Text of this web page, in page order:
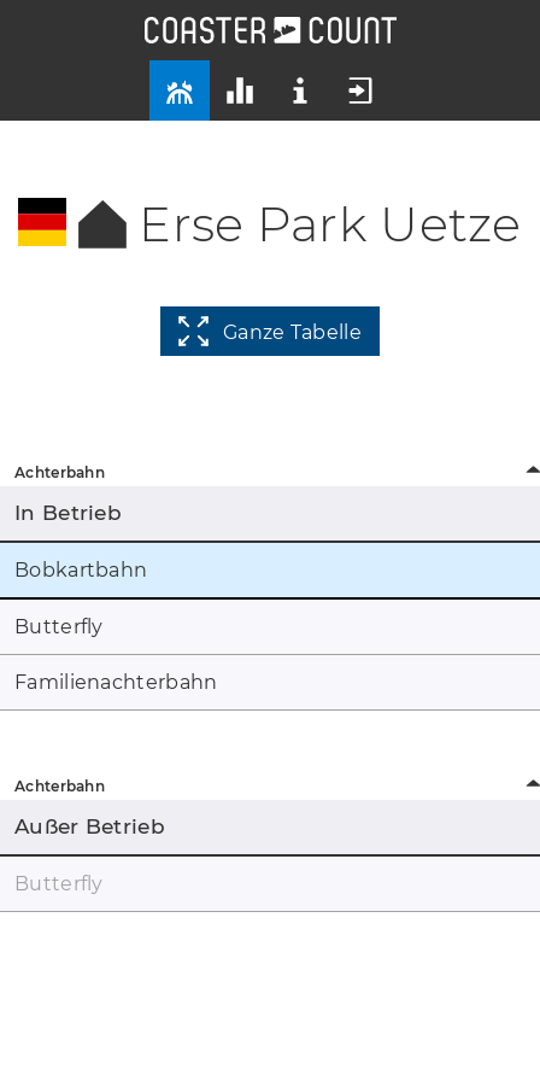
Erse Park Uetze
Ganze Tabelle
Achterbahn
In Betrieb
Bobkartbahn
Butterfly
Familienachterbahn
Achterbahn
Außer Betrieb
Butterfly